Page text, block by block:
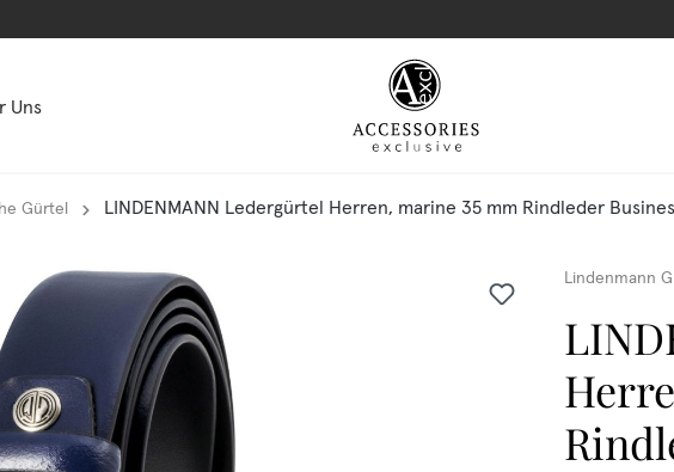
Uns
Gürtel LINDENMANN Ledergürtel Herren, marine 35 mm Rindleder
Lindenmann